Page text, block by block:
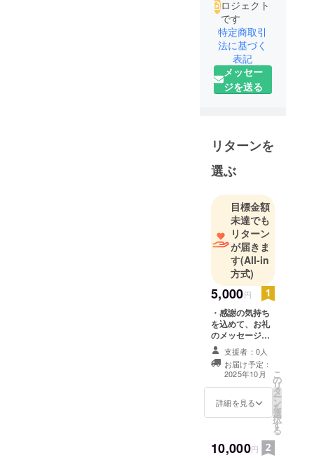
ロジェクト
です
特定商取引
法に基づく
表記
メッセー
ジを送る
リターンを
選ぶ
目標金額
未達でも
リターン
が届きま
す(All-in
方式)
5,000円
・感謝の気持ち
を込めて、お礼
のメッセージを
お送りします。
支援者：0人
お届け予定：
2025年10月
詳細を見る
こ
の
リ
タ
ー
ン
を
選
択
す
る
10,000円